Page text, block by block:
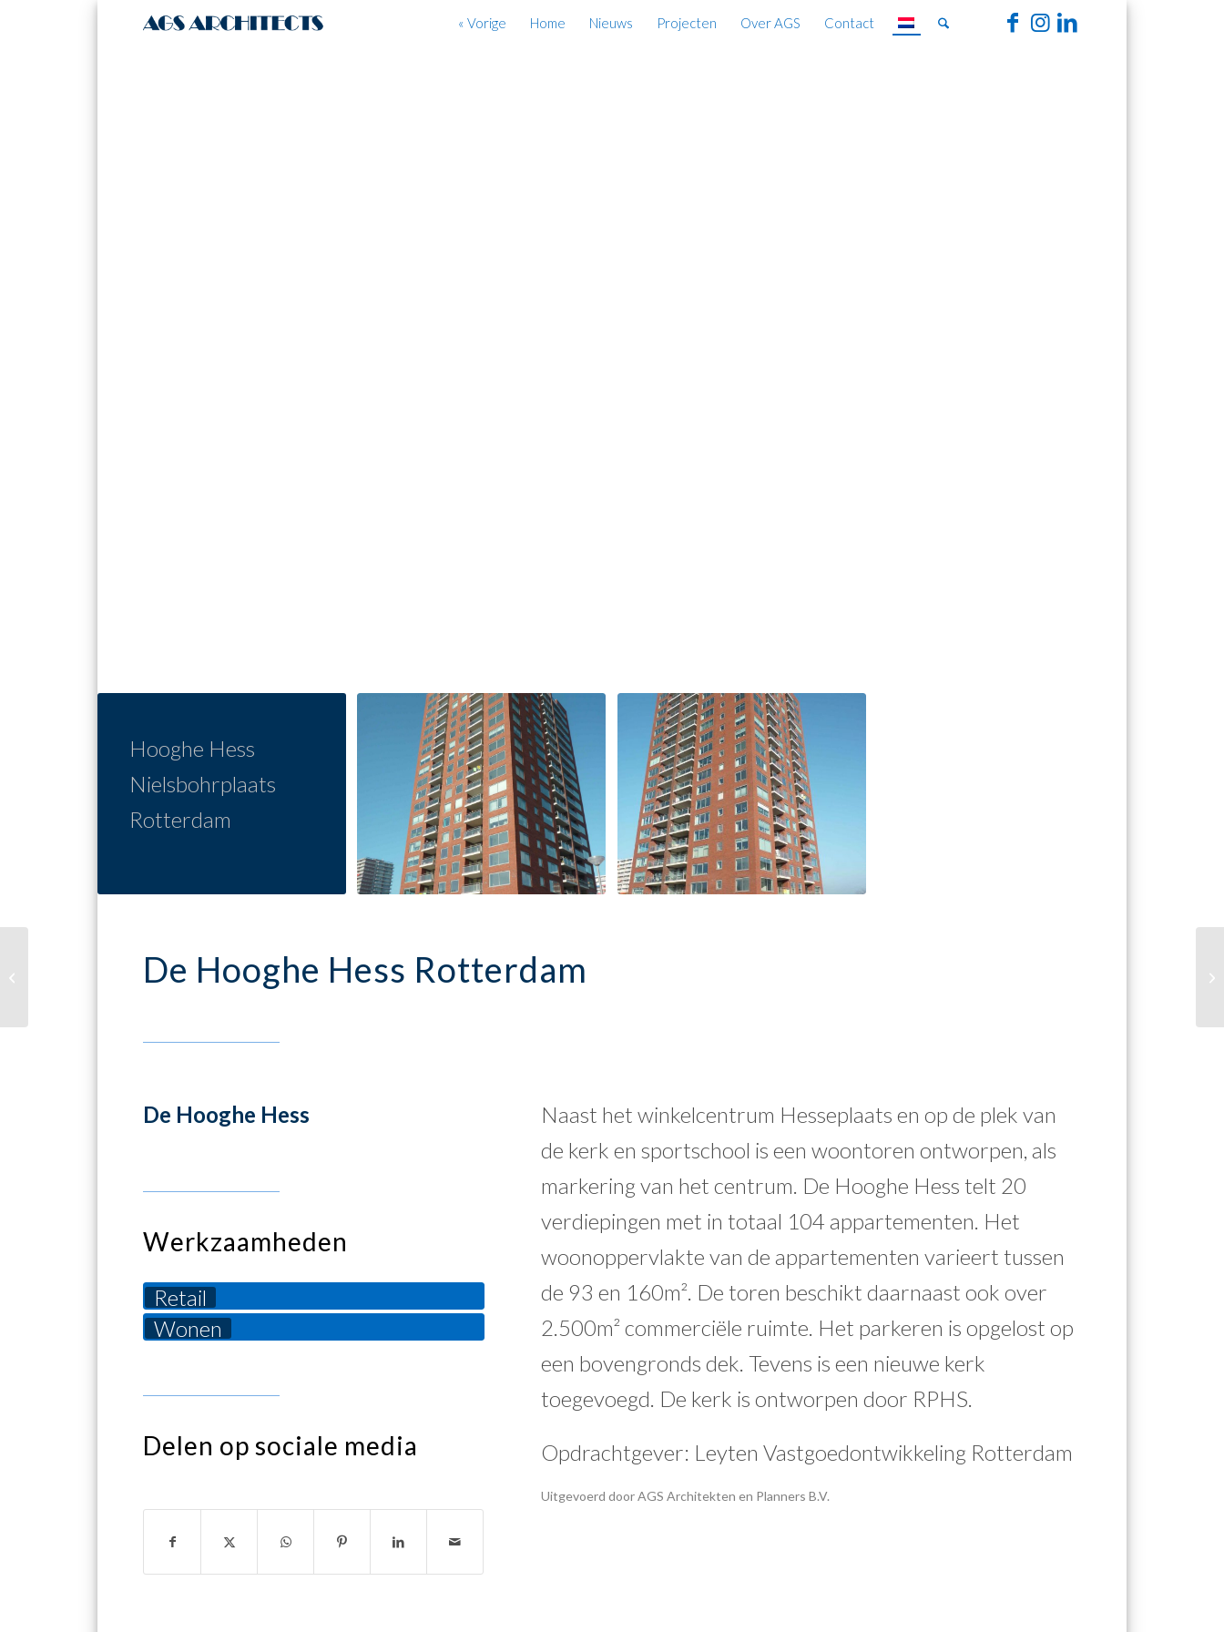
« Vorige Home Nieuws Projecten Over AGS Contact
Hooghe Hess
Nielsbohrplaats
Rotterdam
De Hooghe Hess Rotterdam
De Hooghe Hess
Werkzaamheden
Retail
Wonen
Delen op sociale media
Naast het winkelcentrum Hesseplaats en op de plek van
de kerk en sportschool is een woontoren ontworpen, als
markering van het centrum. De Hooghe Hess telt 20
verdiepingen met in totaal 104 appartementen. Het
woonoppervlakte van de appartementen varieert tussen
de 93 en 160m². De toren beschikt daarnaast ook over
2.500m² commerciële ruimte. Het parkeren is opgelost op
een bovengronds dek. Tevens is een nieuwe kerk
toegevoegd. De kerk is ontworpen door RPHS.
Opdrachtgever: Leyten Vastgoedontwikkeling Rotterdam
Uitgevoerd door AGS Architekten en Planners B.V.